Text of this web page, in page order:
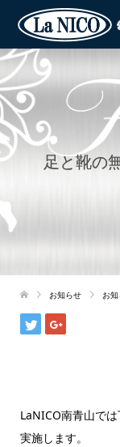
足と靴の
お知らせ お
LaNICO南青山で
実施します。